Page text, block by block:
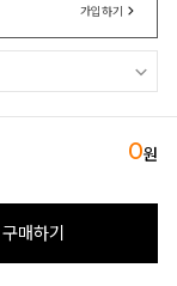
가입하기
0원
구매하기